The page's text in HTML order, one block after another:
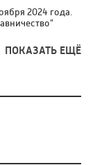
2024 года.
ПОКАЗАТЬ ЕЩЁ